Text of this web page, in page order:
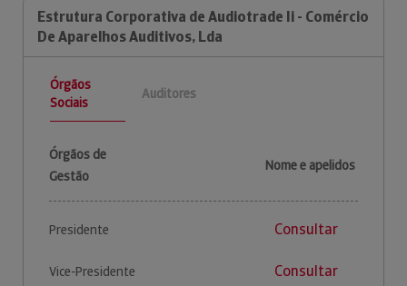
Estrutura Corporativa de Audiotrade Ii - Comércio
De Aparelhos Auditivos, Lda
Órgãos
Sociais
Auditores
Órgãos de
Gestão
Nome e apelidos
Presidente Consultar
Vice-Presidente Consultar